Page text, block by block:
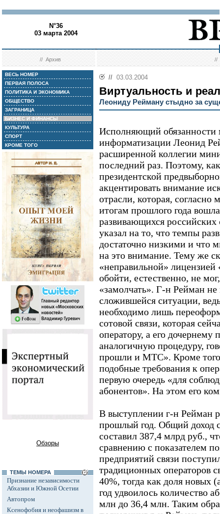
N°36
03 марта 2004
//Архив //
ВЕСЬ НОМЕР
ПЕРВАЯ ПОЛОСА
ПОЛИТИКА И ЭКОНОМИКА
ОБЩЕСТВО
ЗАГРАНИЦА
БИЗНЕС И ФИНАНСЫ
КУЛЬТУРА
СПОРТ
КРОМЕ ТОГО
Обзоры
ТЕМЫ НОМЕРА
Признание независимости
Абхазии и Южной Осетии
Автопром
Ксенофобия и неофашизм в
// 03.03.2004
Виртуальность и
Леониду Рейману стыдно за
Исполняющий обязанности
информатизации Леонид
расширенной коллегии
последний раз. Поэтому,
президентской
акцентировать внимание
отрасли, которая,
итогам прошлого года
развивающихся
указал на то, что темпы
достаточно низкими и что
на это внимание. Тему же
«неправильной»
обойти, естественно, не
«замолчать». Г-н Рейман
сложившейся ситуации,
необходимо лишь
сотовой связи, которая
оператору, а его дочернему
аналогичную процедуру,
прошли и МТС». Кроме
подобные требования к
первую очередь «для
абонентов». На этом его
В выступлении г-н Рейман
прошлый год. Общий доход
составил 387,4 млрд руб.,
сравнению с показателем
предприятий связи
традиционных операторов
40%, тогда как доля новых
год удвоилось количество
млн до 36,4 млн. Таким